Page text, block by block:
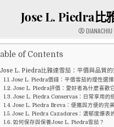
Jose L. Piedra比
DIANACHIU
of Contents
Jose L. Piedra比雅達雪茄：平價與品質的
Jose L. Piedra價錢：平價雪茄的理性選擇
Jose L. Piedra評價：愛好者為什麼喜歡
Jose L. Piedra Conservas：日常享用的
Jose L. Piedra Breva：便攜與方便的完
Jose L. Piedra Cazadores：濃郁度爆表
如何保存與保養Jose L. Piedra雪茄？